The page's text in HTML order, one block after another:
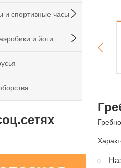
и спортивные часы
и йоги